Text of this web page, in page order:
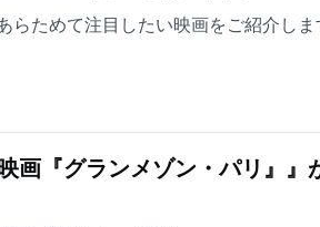
ためて注目したい映画をご紹介しま
画『グランメゾン・パリ』』